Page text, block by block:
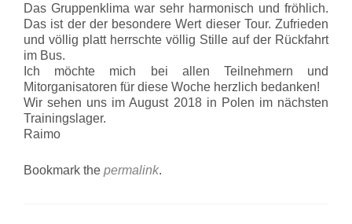
Das Gruppenklima war sehr harmonisch und fröhlich.
Das ist der der besondere Wert dieser Tour. Zufrieden
und völlig platt herrschte völlig Stille auf der Rückfahrt
im Bus.
Ich möchte mich bei allen Teilnehmern und
Mitorganisatoren für diese Woche herzlich bedanken!
Wir sehen uns im August 2018 in Polen im nächsten
Trainingslager.
Raimo
Bookmark the permalink.